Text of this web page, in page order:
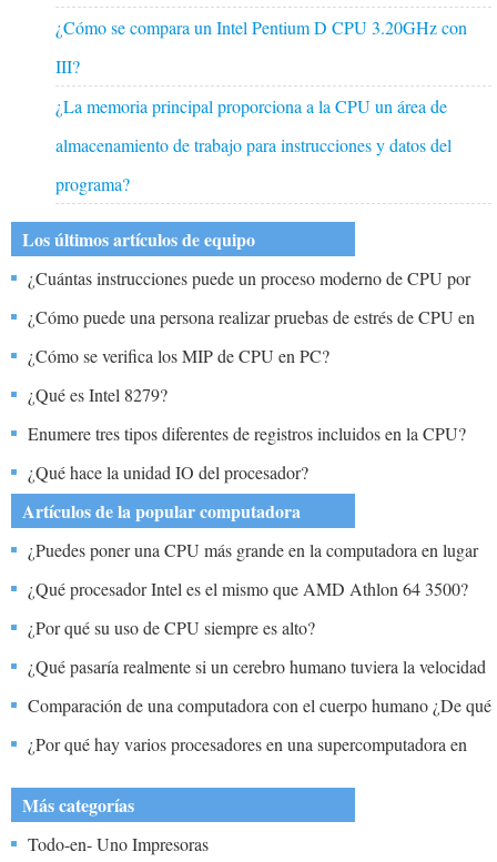
¿Cómo se compara un Intel Pentium D CPU 3.20GHz con
III?
¿La memoria principal proporciona a la CPU un área de
almacenamiento de trabajo para instrucciones y datos del
programa?
Los últimos artículos de equipo
¿Cuántas instrucciones puede un proceso moderno de CPU por
segundo?
¿Cómo puede una persona realizar pruebas de estrés de CPU en
su computadora?
¿Cómo se verifica los MIP de CPU en PC?
¿Qué es Intel 8279?
Enumere tres tipos diferentes de registros incluidos en la CPU?
¿Qué hace la unidad IO del procesador?
Artículos de la popular computadora
¿Puedes poner una CPU más grande en la computadora en lugar
de la más pequeña original con la que vino?
¿Qué procesador Intel es el mismo que AMD Athlon 64 3500?
¿Por qué su uso de CPU siempre es alto?
¿Qué pasaría realmente si un cerebro humano tuviera la velocidad
de procesamiento y el poder de la supercomputadora?
Comparación de una computadora con el cuerpo humano ¿De qué
parte probablemente llamaría a CPU?
¿Por qué hay varios procesadores en una supercomputadora en
Más categorías
Todo-en- Uno Impresoras